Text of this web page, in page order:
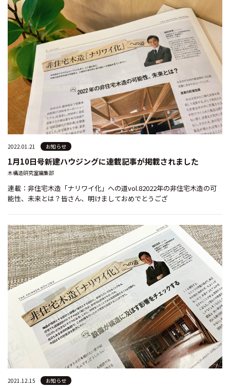
2022.01.21 お知らせ
1月10日号新建ハウジングに連載記事が掲載されました
木構造研究室編集部
連載：非住宅木造「ナリワイ化」への道vol.82022年の非住宅木造の可
能性、未来とは？皆さん、明けましておめでとうござ
2021.12.15 お知らせ